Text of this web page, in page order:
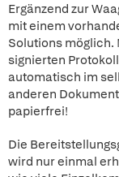
Ergänzend zur
mit einem
Solutions möglich.
signierten
automatisch im
anderen
papierfrei!
Die
wird nur einmal